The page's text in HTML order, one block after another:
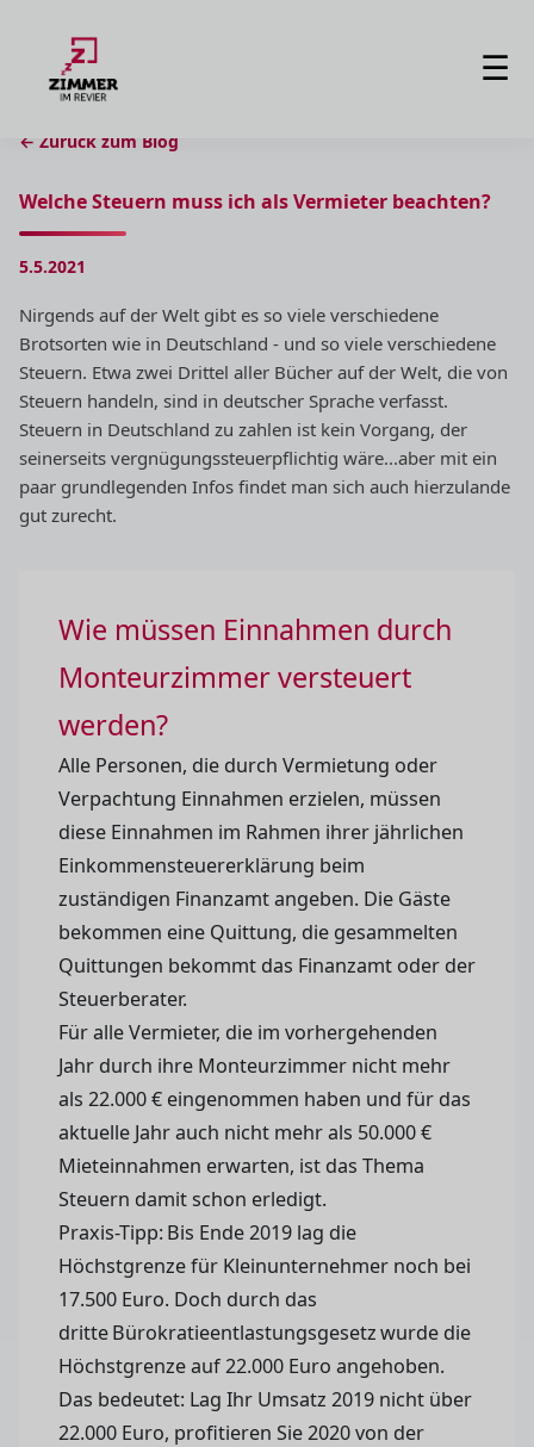
☰
← Zurück zum Blog
Welche Steuern muss ich als Vermieter beachten?
5.5.2021
Nirgends auf der Welt gibt es so viele verschiedene
Brotsorten wie in Deutschland - und so viele verschiedene
Steuern. Etwa zwei Drittel aller Bücher auf der Welt, die von
Steuern handeln, sind in deutscher Sprache verfasst.
Steuern in Deutschland zu zahlen ist kein Vorgang, der
seinerseits vergnügungssteuerpflichtig wäre...aber mit ein
paar grundlegenden Infos findet man sich auch hierzulande
gut zurecht.
Wie müssen Einnahmen durch
Monteurzimmer versteuert
werden?
Alle Personen, die durch Vermietung oder
Verpachtung Einnahmen erzielen, müssen
diese Einnahmen im Rahmen ihrer jährlichen
Einkommensteuererklärung beim
zuständigen Finanzamt angeben. Die Gäste
bekommen eine Quittung, die gesammelten
Quittungen bekommt das Finanzamt oder der
Steuerberater.
Für alle Vermieter, die im vorhergehenden
Jahr durch ihre Monteurzimmer nicht mehr
als 22.000 € eingenommen haben und für das
aktuelle Jahr auch nicht mehr als 50.000 €
Mieteinnahmen erwarten, ist das Thema
Steuern damit schon erledigt.
Praxis-Tipp: Bis Ende 2019 lag die
Höchstgrenze für Kleinunternehmer noch bei
17.500 Euro. Doch durch das
dritte Bürokratieentlastungsgesetz wurde die
Höchstgrenze auf 22.000 Euro angehoben.
Das bedeutet: Lag Ihr Umsatz 2019 nicht über
22.000 Euro, profitieren Sie 2020 von der